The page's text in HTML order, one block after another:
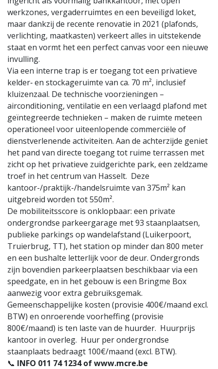
werkzones, vergaderruimtes en een beveiligd loket,
maar dankzij de recente renovatie in 2021 (plafonds,
verlichting, maatkasten) verkeert alles in uitstekende
staat en vormt het een perfect canvas voor een nieuwe
invulling.
Via een interne trap is er toegang tot een privatieve
kelder‑ en stockageruimte van ca. 70 m², inclusief
kluizenzaal. De technische voorzieningen –
airconditioning, ventilatie en een verlaagd plafond met
geïntegreerde technieken – maken de ruimte meteen
operationeel voor uiteenlopende commerciële of
dienstverlenende activiteiten. Aan de achterzijde geniet
het pand van directe toegang tot ruime terrassen met
zicht op het privatieve zuidgerichte park, een zeldzame
troef in het centrum van Hasselt. Deze
kantoor-/praktijk-/handelsruimte van 375m² kan
uitgebreid worden tot 550m².
De mobiliteitsscore is onklopbaar: een private
ondergrondse parkeergarage met 93 staanplaatsen,
publieke parkings op wandelafstand (Luikerpoort,
Truierbrug, TT), het station op minder dan 800 meter
en een bushalte letterlijk voor de deur. Ondergronds
zijn bovendien parkeerplaatsen beschikbaar via een
speedgate, en in het gebouw is een Bringme Box
aanwezig voor extra gebruiksgemak.
Gemeenschappelijke kosten (provisie 400€/maand excl.
BTW) en onroerende voorheffing (provisie
800€/maand) is ten laste van de huurder. Huurprijs
kantoor in overleg. Huur per ondergrondse
staanplaats bedraagt 100€/maand (excl. BTW).
📞 INFO 011 74 1234 of www.mcre.be